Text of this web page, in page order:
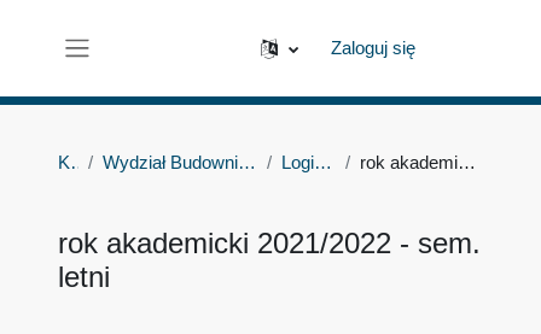
Zaloguj się
Kursy Wydział Budownictwa, Mechaniki i Petrochemii Logistyka - projekt rok akademicki 2021/2022 - sem. letni
rok akademicki 2021/2022 - sem.
letni